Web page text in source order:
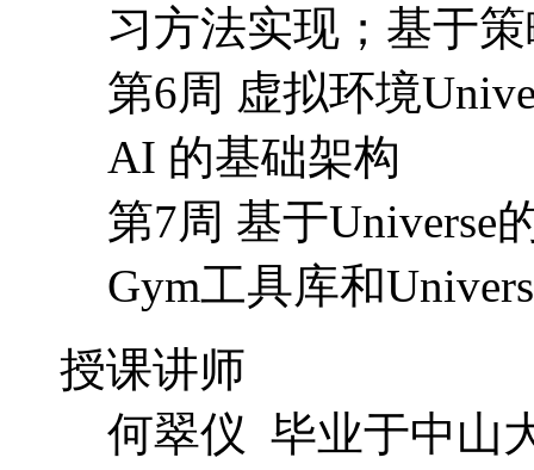
习方法实现；基于
第6周 虚拟环境
AI 的基础架构
第7周 基于Universe
Gym工具库和
授课讲师
何翠仪 毕业于中山